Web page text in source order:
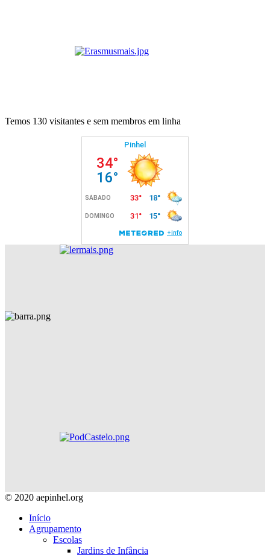
Temos 130 visitantes e sem membros em linha
© 2020 aepinhel.org
Início
Agrupamento
Escolas
Jardins de Infância